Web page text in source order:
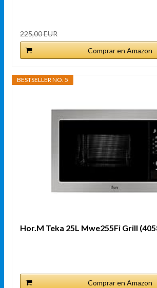
225,00 EUR
Comprar en Amazon
BESTSELLER NO. 5
Hor.M Teka 25L Mwe255Fi Grill
Comprar en Amazon